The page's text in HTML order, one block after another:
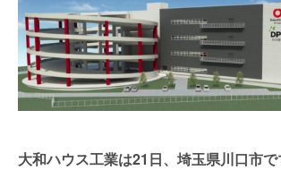
大和ハウス工業は21日、埼玉県川口市